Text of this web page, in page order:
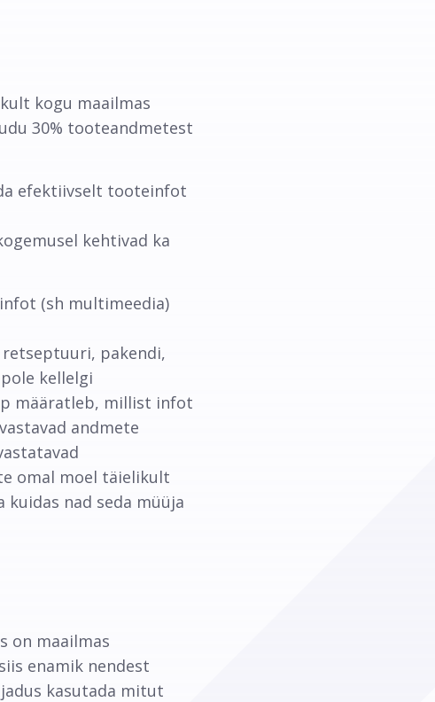
kogu maailmas
30% tooteandmetest
efektiivselt tooteinfot
kehtivad ka
(sh multimeedia)
pakendi,
kellelgi
määratleb, millist infot
andmete
omal moel täielikult
nad seda müüja
on maailmas
enamik nendest
kasutada mitut